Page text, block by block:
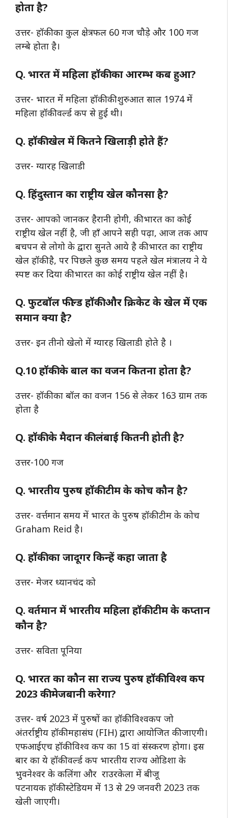
होता है?
उत्तर- हॉकी का कुल क्षेत्रफल 60 गज चौड़े और 100 गज
लम्बे होता है।
Q. भारत में महिला हॉकी का आरम्भ कब हुआ?
उत्तर- भारत में महिला हॉकी की शुरुआत साल 1974 में
महिला हॉकी वर्ल्ड कप से हुई थी।
Q. हॉकी खेल में कितने खिलाड़ी होते हैं?
उत्तर- ग्यारह खिलाडी
Q. हिंदुस्तान का राष्ट्रीय खेल कौनसा है?
उत्तर- आपको जानकर हैरानी होगी, की भारत का कोई
राष्ट्रीय खेल नहीं है, जी हाँ आपने सही पढ़ा, आज तक आप
बचपन से लोगो के द्वारा सुनते आये है की भारत का राष्ट्रीय
खेल हॉकी है, पर पिछले कुछ समय पहले खेल मंत्रालय ने ये
स्पष्ट कर दिया की भारत का कोई राष्ट्रीय खेल नहीं है।
Q. फुटबॉल फील्ड हॉकी और क्रिकेट के खेल में एक
समान क्या है?
उत्तर- इन तीनो खेलो में ग्यारह खिलाडी होते है ।
Q.10 हॉकी के बाल का वजन कितना होता है?
उत्तर- हॉकी का बॉल का वजन 156 से लेकर 163 ग्राम तक
होता है
Q. हॉकी के मैदान की लंबाई कितनी होती है?
उत्तर-100 गज
Q. भारतीय पुरुष हॉकी टीम के कोच कौन है?
उत्तर- वर्त्तमान समय में भारत के पुरुष हॉकी टीम के कोच
Graham Reid है।
Q. हॉकी का जादूगर किन्हें कहा जाता है
उत्तर- मेजर ध्यानचंद को
Q. वर्तमान में भारतीय महिला हॉकी टीम के कप्तान
कौन है?
उत्तर- सविता पूनिया
Q. भारत का कौन सा राज्य पुरुष हॉकी विश्व कप
2023 की मेजबानी करेगा?
उत्तर- वर्ष 2023 में पुरुषों का हॉकी विश्वकप जो
अंतर्राष्ट्रीय हॉकी महासंघ (FIH) द्वारा आयोजित की जाएगी।
एफआईएच हॉकी विश्व कप का 15 वां संस्करण होगा। इस
बार का ये हॉकी वर्ल्ड कप भारतीय राज्य ओडिशा के
भुवनेश्वर के कलिंगा और राउरकेला में बीजू
पटनायक हॉकी स्टेडियम में 13 से 29 जनवरी 2023 तक
खेली जाएगी।